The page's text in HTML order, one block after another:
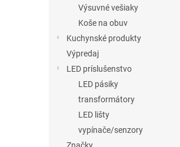
Výsuvné vešiaky
Koše na obuv
Kuchynské produkty
Výpredaj
LED príslušenstvo
LED pásiky
transformátory
LED lišty
vypínače/senzory